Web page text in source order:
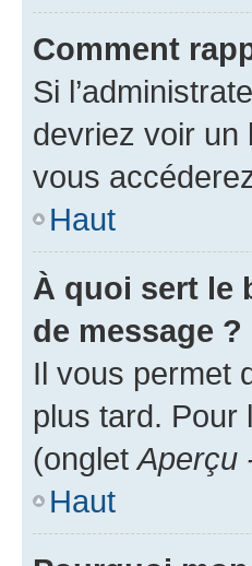
Comment
Si
devriez voir un
vous
Haut
À quoi sert le
de message ?
Il vous permet
plus tard. Pour
(onglet Aperçu
Haut